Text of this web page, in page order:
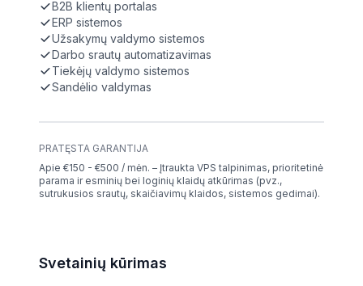
B2B klientų portalas
ERP sistemos
Užsakymų valdymo sistemos
Darbo srautų automatizavimas
Tiekėjų valdymo sistemos
Sandėlio valdymas
PRATĘSTA GARANTIJA
Apie €150 - €500 / mėn. – Įtraukta VPS talpinimas, prioritetinė
parama ir esminių bei loginių klaidų atkūrimas (pvz.,
sutrukusios srautų, skaičiavimų klaidos, sistemos gedimai).
Svetainių kūrimas